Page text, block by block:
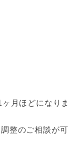
月ほどになりま
整のご相談が可